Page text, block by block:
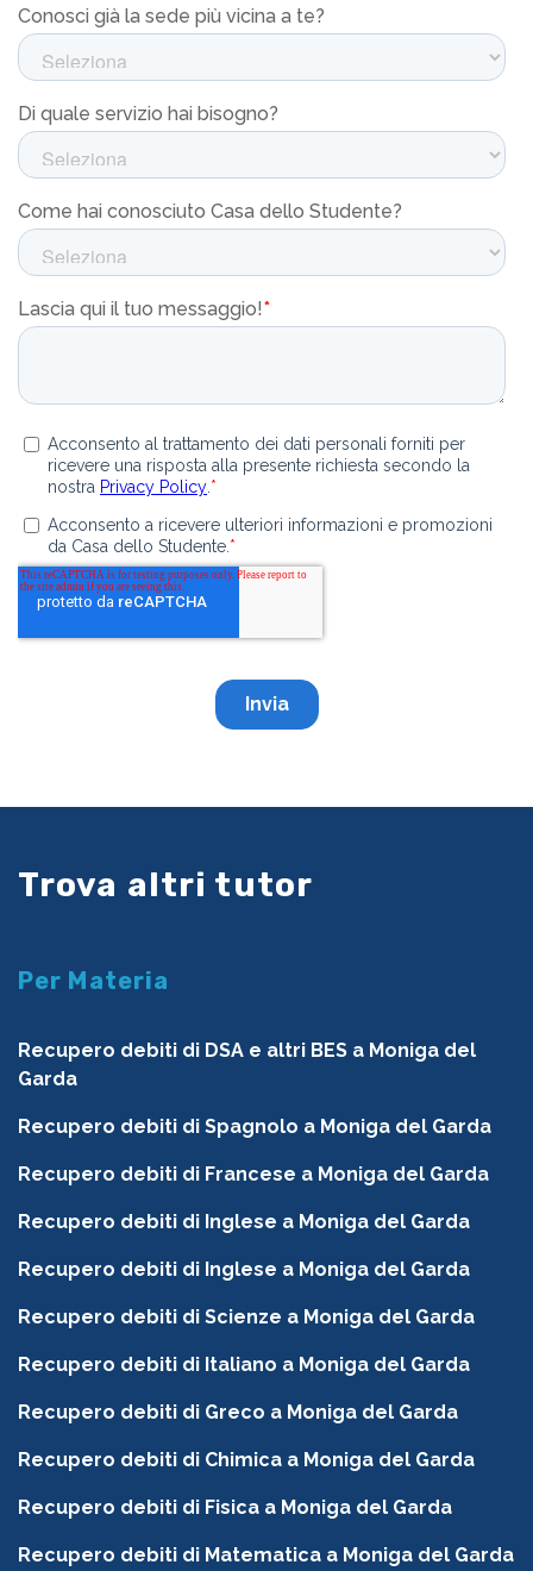
Trova altri tutor
Per Materia
Recupero debiti di DSA e altri BES a Moniga del
Garda
Recupero debiti di Spagnolo a Moniga del Garda
Recupero debiti di Francese a Moniga del Garda
Recupero debiti di Inglese a Moniga del Garda
Recupero debiti di Inglese a Moniga del Garda
Recupero debiti di Scienze a Moniga del Garda
Recupero debiti di Italiano a Moniga del Garda
Recupero debiti di Greco a Moniga del Garda
Recupero debiti di Chimica a Moniga del Garda
Recupero debiti di Fisica a Moniga del Garda
Recupero debiti di Matematica a Moniga del Garda